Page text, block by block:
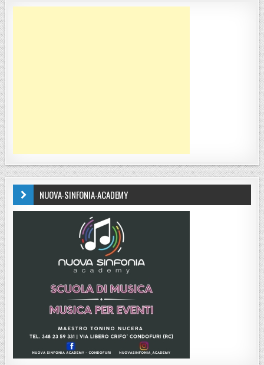
NUOVA-SINFONIA-ACADEMY